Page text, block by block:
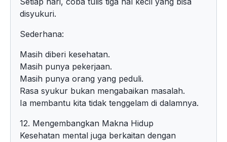
disyukuri.
Sederhana:
Masih diberi kesehatan.
Masih punya pekerjaan.
Masih punya orang yang peduli.
Rasa syukur bukan mengabaikan masalah.
Ia membantu kita tidak tenggelam di dalamnya.
12. Mengembangkan Makna Hidup
Kesehatan mental juga berkaitan dengan